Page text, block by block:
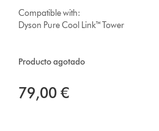
Compatible with:
Dyson Pure Cool Link™ Tower
Producto agotado
79,00 €